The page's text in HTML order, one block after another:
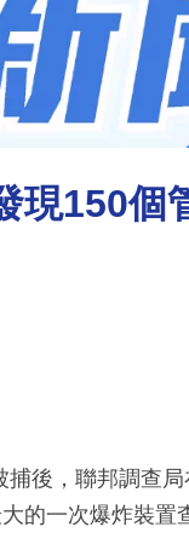
現150個
捕後，聯邦調查
的一次爆炸裝